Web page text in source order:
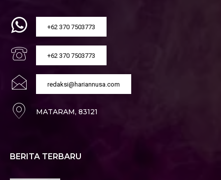
+62 370 7503773
+62 370 7503773
redaksi@hariannusa.com
MATARAM, 83121
BERITA TERBARU